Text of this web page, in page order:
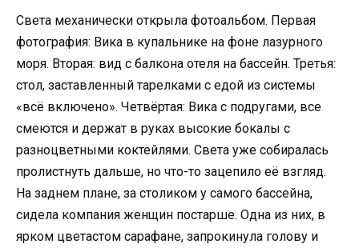
Света механически открыла фотоальбом. Первая
фотография: Вика в купальнике на фоне лазурного
моря. Вторая: вид с балкона отеля на бассейн. Третья:
стол, заставленный тарелками с едой из системы
«всё включено». Четвёртая: Вика с подругами, все
смеются и держат в руках высокие бокалы с
разноцветными коктейлями. Света уже собиралась
пролистнуть дальше, но что-то зацепило её взгляд.
На заднем плане, за столиком у самого бассейна,
сидела компания женщин постарше. Одна из них, в
ярком цветастом сарафане, запрокинула голову и